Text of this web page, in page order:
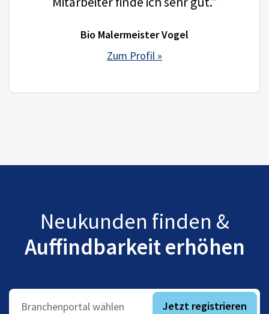
Bio Malermeister Vogel
Zum Profil »
Neukunden finden &
Auffindbarkeit erhöhen
Branchenportal wählen Jetzt registrieren